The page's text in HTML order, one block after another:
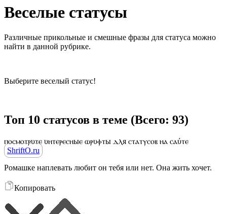
Веселые статусы
Различные прикольные и смешные фразы для статуса можно
найти в данной рубрике.
Выберите веселый статус!
Топ 10 статусов в теме (Всего: 93)
ⲡⲟⲥⲙⲟⲧⲣυⲧⲉ υⲏⲧⲉⲣⲉⲥⲏыⲉ ⲱⲣυⲫⲧы ⲇⲗя ⲥⲧⲁⲧⲩⲥⲟⲃ ⲏⲁ ⲥⲁύⲧⲉ
ShriftO.ru
Ромашке наплевать любит он тебя или нет. Она жить хочет.
Копировать